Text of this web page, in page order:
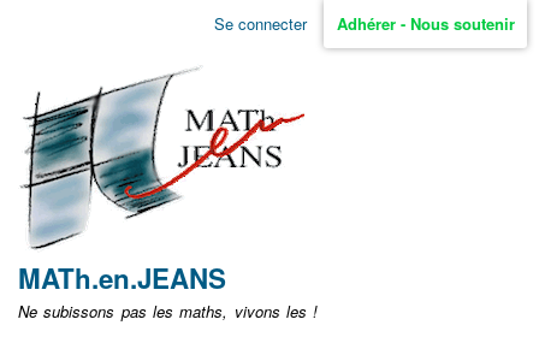
Aller
non
identifié
Se connecter Adhérer - Nous soutenir
MATh.en.JEANS
Ne subissons pas les maths, vivons les !